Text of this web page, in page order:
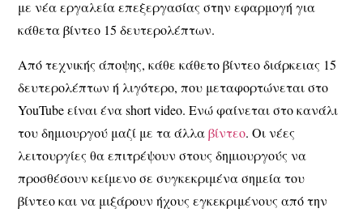
με νέα εργαλεία επεξεργασίας στην εφαρμογή για
κάθετα βίντεο 15 δευτερολέπτων.
Από τεχνικής άποψης, κάθε κάθετο βίντεο διάρκειας 15
δευτερολέπτων ή λιγότερο, που μεταφορτώνεται στο
YouTube είναι ένα short video. Ενώ φαίνεται στο κανάλι
του δημιουργού μαζί με τα άλλαβίντεο. Οι νέες
λειτουργίες θα επιτρέψουν στους δημιουργούς να
προσθέσουν κείμενο σε συγκεκριμένα σημεία του
βίντεο και να μιξάρουν ήχους εγκεκριμένους από την